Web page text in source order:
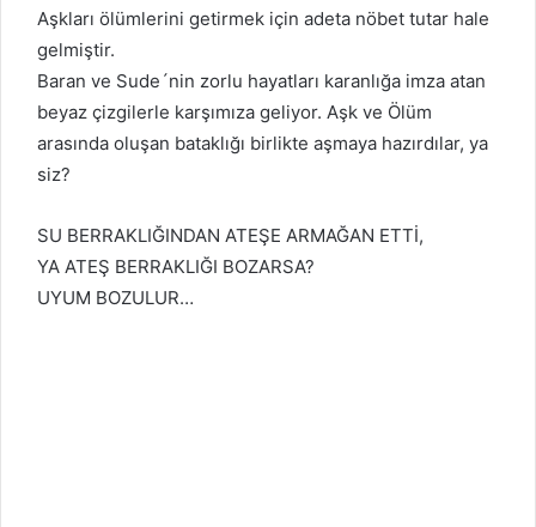
Aşkları ölümlerini getirmek için adeta nöbet tutar hale
gelmiştir.
Baran ve Sude´nin zorlu hayatları karanlığa imza atan
beyaz çizgilerle karşımıza geliyor. Aşk ve Ölüm
arasında oluşan bataklığı birlikte aşmaya hazırdılar, ya
siz?
SU BERRAKLIĞINDAN ATEŞE ARMAĞAN ETTİ,
YA ATEŞ BERRAKLIĞI BOZARSA?
UYUM BOZULUR…